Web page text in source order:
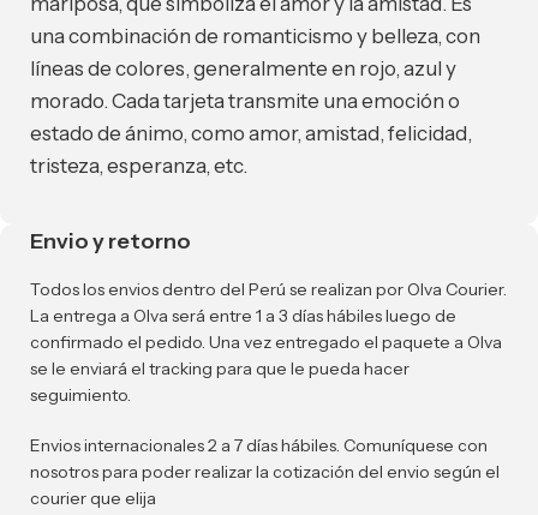
una combinación de romanticismo y belleza, con
líneas de colores, generalmente en rojo, azul y
morado. Cada tarjeta transmite una emoción o
estado de ánimo, como amor, amistad, felicidad,
tristeza, esperanza, etc.
Envio y retorno
Todos los envios dentro del Perú se realizan por Olva Courier.
La entrega a Olva será entre 1 a 3 días hábiles luego de
confirmado el pedido. Una vez entregado el paquete a Olva
se le enviará el tracking para que le pueda hacer
seguimiento.
Envios internacionales 2 a 7 días hábiles. Comuníquese con
nosotros para poder realizar la cotización del envio según el
courier que elija